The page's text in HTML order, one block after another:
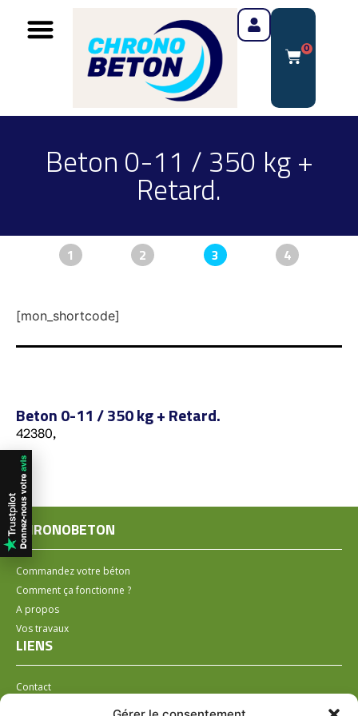
0
Beton 0-11 / 350 kg +
Retard.
1 2 3 4
[mon_shortcode]
Beton 0-11 / 350 kg + Retard.
42380,
CHRONOBETON
Commandez votre béton
Comment ça fonctionne ?
A propos
Vos travaux
LIENS
Contact